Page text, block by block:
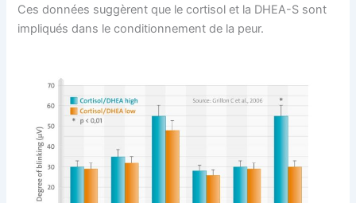
Ces données suggèrent que le cortisol et la DHEA-S sont
impliqués dans le conditionnement de la peur.